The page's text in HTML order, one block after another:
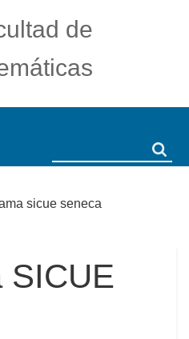
de
sicue seneca
SICUE